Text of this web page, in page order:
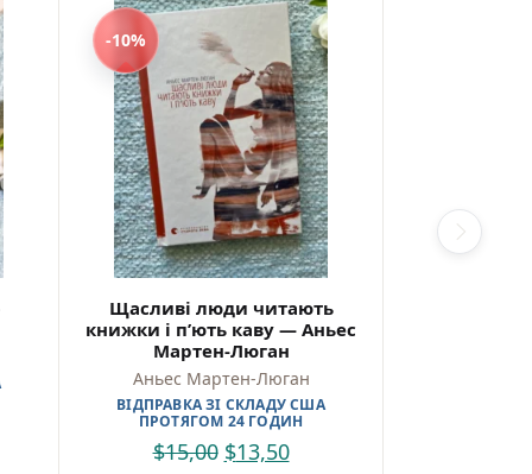
-10%
Щасливі люди читають
книжки і п’ють каву — Аньес
Мартен-Люган
Аньес Мартен-Люган
ВІДПРАВКА ЗІ СКЛАДУ США
ПРОТЯГОМ 24 ГОДИН
$15,00 $13,50